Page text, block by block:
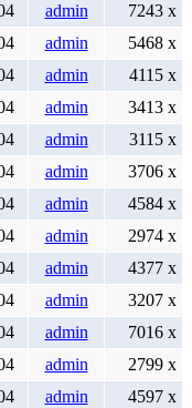
admin
7243 x
admin
5468 x
admin
4115 x
admin
3413 x
admin
3115 x
admin
3706 x
admin
4584 x
admin
2974 x
admin
4377 x
admin
3207 x
admin
7016 x
admin
2799 x
admin
4597 x